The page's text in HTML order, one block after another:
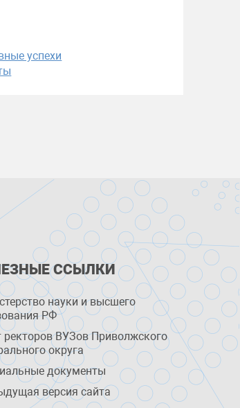
успехи
ССЫЛКИ
науки и высшего
РФ
ректоров ВУЗов Приволжского
округа
документы
версия сайта